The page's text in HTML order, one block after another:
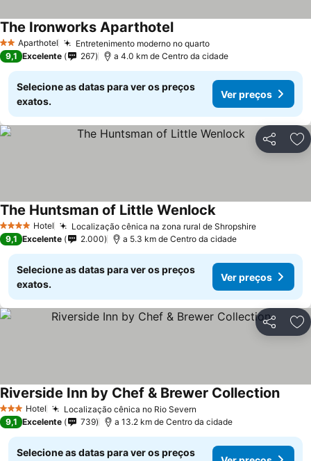
2 EstrelasAparthotel Entretenimento moderno no quarto
The Ironworks Aparthotel
9,1 Excelente 267 a 4.0 km de Centro da cidade
Selecione as datas para ver os preços
exatos.
Ver preços
Partilhar
4 EstrelasHotel Localização cênica na zona rural de Shropshire
The Huntsman of Little Wenlock
9,1 Excelente 2.000 a 5.3 km de Centro da cidade
Selecione as datas para ver os preços
exatos.
Ver preços
Partilhar
3 EstrelasHotel Localização cênica no Rio Severn
Riverside Inn by Chef & Brewer Collection
9,1 Excelente 739 a 13.2 km de Centro da cidade
Selecione as datas para ver os preços